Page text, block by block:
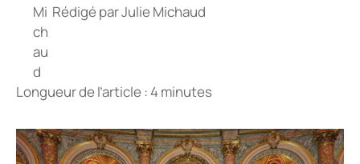
Rédigé parJulie Michaud
Longueur de l’article : 4 minutes